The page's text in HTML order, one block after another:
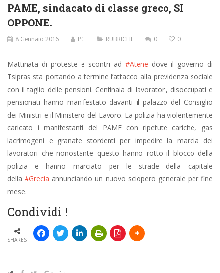
PAME, sindacato di classe greco, SI
OPPONE.
8 Gennaio 2016 PC RUBRICHE 0 0
Mattinata di proteste e scontri ad ‪#‎Atene‬ dove il governo di
Tsipras sta portando a termine l’attacco alla previdenza sociale
con il taglio delle pensioni. Centinaia di lavoratori, disoccupati e
pensionati hanno manifestato davanti il palazzo del Consiglio
dei Ministri e il Ministero del Lavoro. La polizia ha violentemente
caricato i manifestanti del PAME con ripetute cariche, gas
lacrimogeni e granate stordenti per impedire la marcia dei
lavoratori che nonostante questo hanno rotto il blocco della
polizia e hanno marciato per le strade della capitale
della‪#‎Grecia‬ annunciando un nuovo sciopero generale per fine
mese.
Condividi !
SHARES